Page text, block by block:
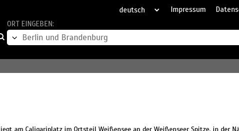
Impressum
ORT EINGEBEN:
am Caligariplatz im Ortsteil Weißensee an der Weißenseer Spitze, in der